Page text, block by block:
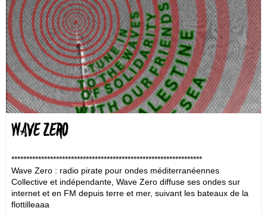
WAVE ZERO
****************************************************************
Wave Zero : radio pirate pour ondes méditerranéennes
Collective et indépendante, Wave Zero diffuse ses ondes sur
internet et en FM depuis terre et mer, suivant les bateaux de la
flottilleaaa